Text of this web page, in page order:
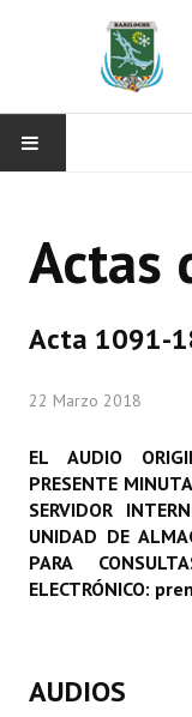
CONCEJO
Comisiones
Concejales
Programas
Actas
Acta 1091-
22 Marzo 2018
EL AUDIO
PRESENTE
SERVIDOR
UNIDAD DE
PARA
ELECTRÓNICO:
AUDIOS